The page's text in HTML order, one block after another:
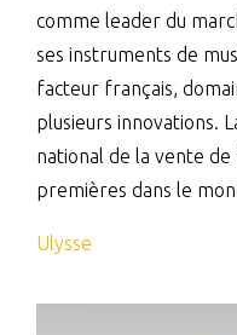
comme leader du
ses instruments de
facteur français,
plusieurs innovations.
national de la vente
premières dans le
Ulysse